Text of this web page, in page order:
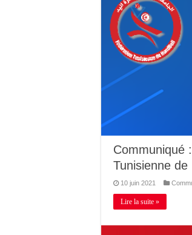
Communiqué
Tunisienne de
10 juin 2021
Lire la suite »